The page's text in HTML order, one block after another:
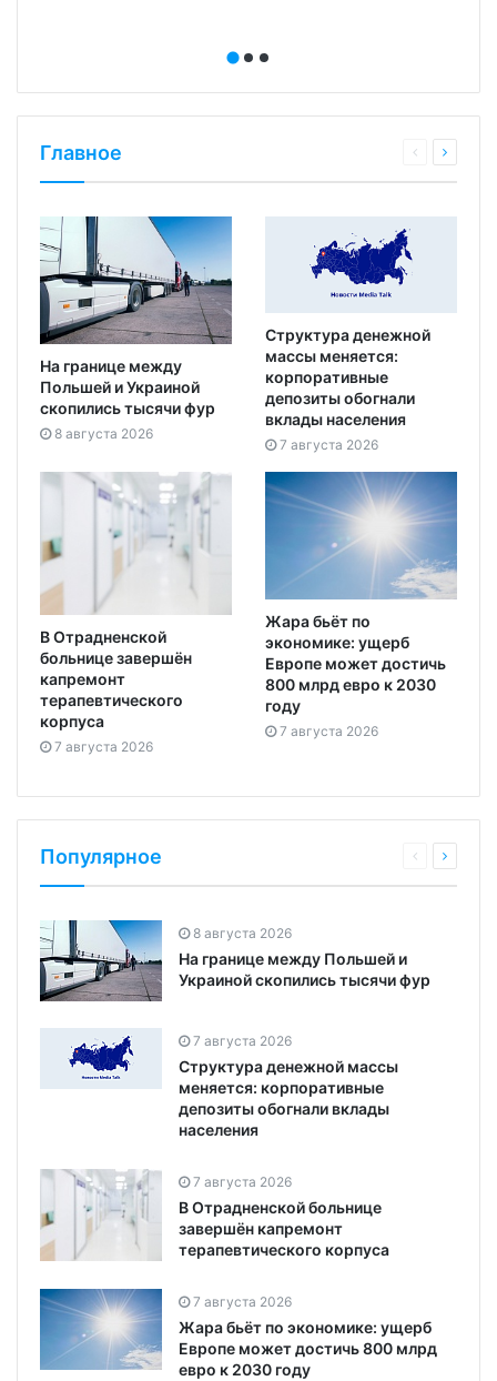
Главное
На границе между
Польшей и Украиной
скопились тысячи фур
8 августа 2026
Структура денежной
массы меняется:
корпоративные
депозиты обогнали
вклады населения
7 августа 2026
В Отрадненской
больнице завершён
капремонт
терапевтического
корпуса
7 августа 2026
Жара бьёт по
экономике: ущерб
Европе может достичь
800 млрд евро к 2030
году
7 августа 2026
Популярное
8 августа 2026
На границе между Польшей и
Украиной скопились тысячи фур
7 августа 2026
Структура денежной массы
меняется: корпоративные
депозиты обогнали вклады
населения
7 августа 2026
В Отрадненской больнице
завершён капремонт
терапевтического корпуса
7 августа 2026
Жара бьёт по экономике: ущерб
Европе может достичь 800 млрд
евро к 2030 году